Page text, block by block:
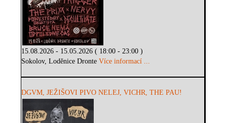
15.08.2026 - 15.05.2026 ( 18:00 - 23:00 )
Sokolov, Loděnice DronteVíce informací ...
DGVM, JEŽIŠOVI PIVO NELEJ, VICHR, THE PAU!